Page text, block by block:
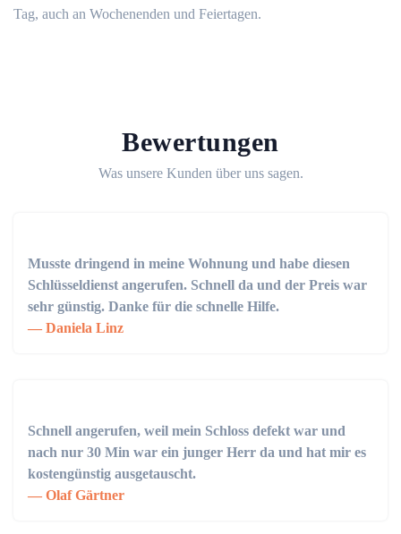
Tag, auch an Wochenenden und Feiertagen.
Bewertungen
Was unsere Kunden über uns sagen.
Musste dringend in meine Wohnung und habe diesen
Schlüsseldienst angerufen. Schnell da und der Preis war
sehr günstig. Danke für die schnelle Hilfe.
Daniela Linz
Schnell angerufen, weil mein Schloss defekt war und
nach nur 30 Min war ein junger Herr da und hat mir es
kostengünstig ausgetauscht.
Olaf Gärtner